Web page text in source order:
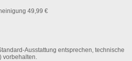
49,99 €
Ausstattung entsprechen, technische
vorbehalten.